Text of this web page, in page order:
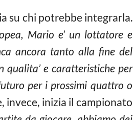
su chi potrebbe integrarla.
Mario e’ un lottatore e
ancora tanto alla fine del
qualita’ e caratteristiche per
per i prossimi quattro o
invece, inizia il campionato